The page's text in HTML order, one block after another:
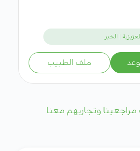
| الخبر
ملف الطبيب
مراجعينا وتجاربهم معنا